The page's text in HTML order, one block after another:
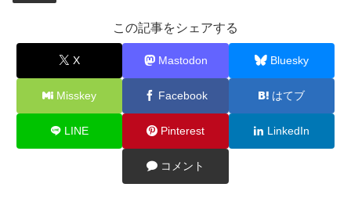
この記事をシェアする
X Mastodon Bluesky
Misskey Facebook はてブ
LINE Pinterest LinkedIn
コメント